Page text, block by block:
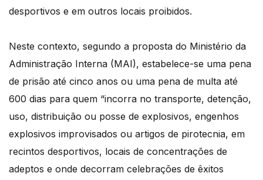
desportivos e em outros locais proibidos.
Neste contexto, segundo a proposta do Ministério da
Administração Interna (MAI), estabelece-se uma pena
de prisão até cinco anos ou uma pena de multa até
600 dias para quem “incorra no transporte, detenção,
uso, distribuição ou posse de explosivos, engenhos
explosivos improvisados ou artigos de pirotecnia, em
recintos desportivos, locais de concentrações de
adeptos e onde decorram celebrações de êxitos